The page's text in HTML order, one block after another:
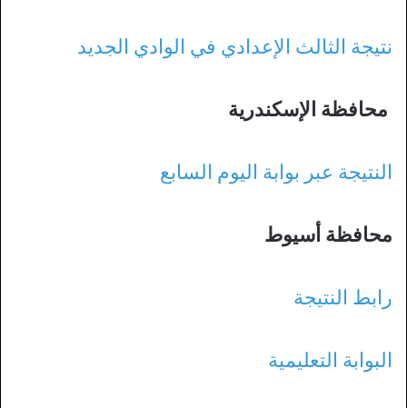
نتيجة الثالث الإعدادي في الوادي الجديد
محافظة الإسكندرية
النتيجة عبر بوابة اليوم السابع
محافظة أسيوط
رابط النتيجة
البوابة التعليمية